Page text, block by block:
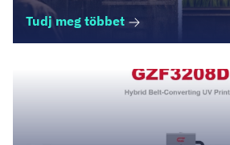
Tudj meg többet